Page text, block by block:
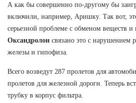
А как бы совершенно по-другому бы
включили, например, Аришку. Так вот,
серьезной проблеме с обменом веществ и
Оксандролон связано это с нарушением
железы и гипофиза.
Всего возведут 287 пролетов для
пролетов для железной дороги. Теперь
трубку в корпус фильтра.